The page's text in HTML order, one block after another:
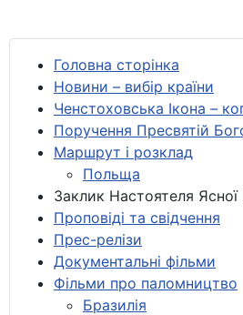
Головна сторінка
Новини – вибір країни
Ченстоховська Ікона –
Поручення Пресвятій
Маршрут і розклад
Польща
Заклик Настоятеля Ясної
Проповіді та свідчення
Прес-релізи
Документальні фільми
Фільми про паломництво
Бразилія